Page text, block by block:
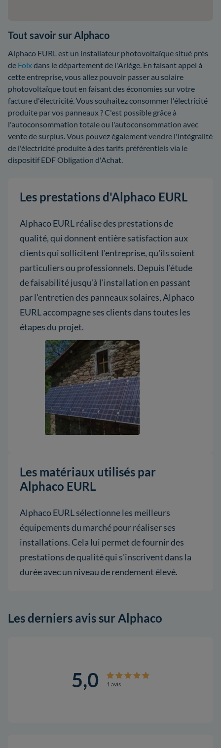
Tout savoir sur Alphaco
Alphaco EURL est un installateur photovoltaïque situé près
de Foixdans le département de l'Ariège. En faisant appel à
cette entreprise, vous allez pouvoir passer au solaire
photovoltaïque tout en faisant des économies sur votre
facture d'électricité. Vous souhaitez consommer l'électricité
produite par vos panneaux ? C'est possible grâce à
l'autoconsommation totale ou l'autoconsommation avec
vente de surplus. Vous pouvez également vendre l'intégralité
de l'électricité produite à des tarifs préférentiels via le
dispositif EDF Obligation d'Achat.
Les prestations d'Alphaco EURL
Alphaco EURL réalise des prestations de
qualité, qui donnent entière satisfaction aux
clients qui sollicitent l'entreprise, qu'ils soient
particuliers ou professionnels. Depuis l'étude
de faisabilité jusqu'à l'installation en passant
par l'entretien des panneaux solaires, Alphaco
EURL accompagne ses clients dans toutes les
étapes du projet.
Les matériaux utilisés par
Alphaco EURL
Alphaco EURL sélectionne les meilleurs
équipements du marché pour réaliser ses
installations. Cela lui permet de fournir des
prestations de qualité qui s'inscrivent dans la
durée avec un niveau de rendement élevé.
Les derniers avis sur Alphaco
5,0 1 avis